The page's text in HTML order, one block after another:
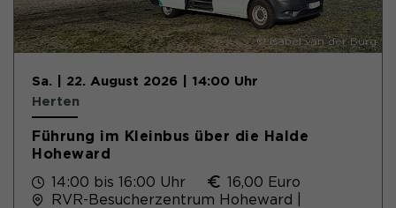
© Isabel van der Burg
Sa. | 22. August 2026 | 14:00 Uhr
Herten
Führung im Kleinbus über die Halde
Hoheward
14:00 bis 16:00 Uhr
16,00 Euro
RVR-Besucherzentrum Hoheward |